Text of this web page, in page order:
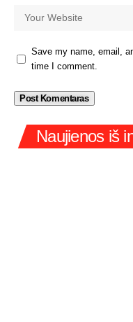
Save my name, email,
time I comment.
Naujienos iš